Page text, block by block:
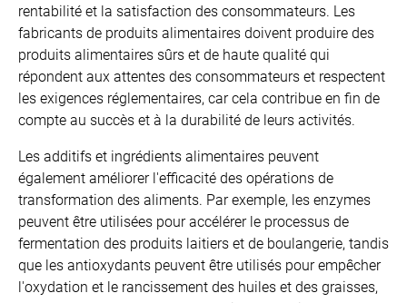
rentabilité et la satisfaction des consommateurs. Les
fabricants de produits alimentaires doivent produire des
produits alimentaires sûrs et de haute qualité qui
répondent aux attentes des consommateurs et respectent
les exigences réglementaires, car cela contribue en fin de
compte au succès et à la durabilité de leurs activités.
Les additifs et ingrédients alimentaires peuvent
également améliorer l'efficacité des opérations de
transformation des aliments. Par exemple, les enzymes
peuvent être utilisées pour accélérer le processus de
fermentation des produits laitiers et de boulangerie, tandis
que les antioxydants peuvent être utilisés pour empêcher
l'oxydation et le rancissement des huiles et des graisses,